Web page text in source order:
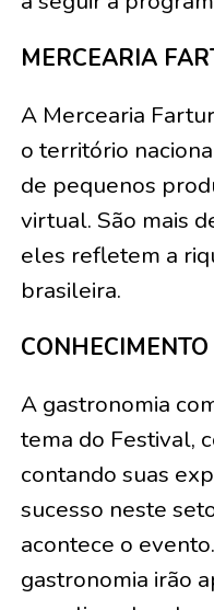
MERCEARIA
A Mercearia
o território
de pequenos
virtual. São mais
eles refletem a
brasileira.
A gastronomia
tema do Festival,
contando suas
sucesso neste
acontece o
gastronomia irão